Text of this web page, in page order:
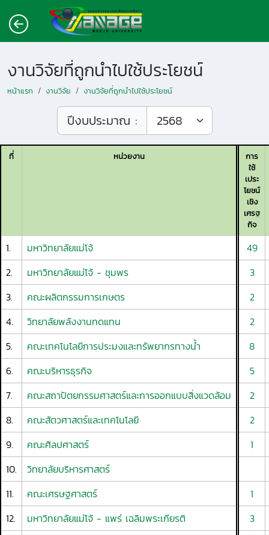
งานวิจัยที่ถูกนำไปใช้ประโยชน์
หน้าแรก งานวิจัย งานวิจัยที่ถูกนำไปใช้ประโยชน์
ปีงบประมาณ :
ที่ หน่วยงาน
การ
ใช้
เประ
โยชน์
เชิง
เศรฐ
กิจ
1. มหาวิทยาลัยแม่โจ้
49
2.
มหาวิทยาลัยแม่โจ้ - ชุมพร
3
3.
คณะผลิตกรรมการเกษตร
2
4.
วิทยาลัยพลังงานทดแทน
2
5.
คณะเทคโนโลยีการประมงและทรัพยากรทางน้ำ
8
6.
คณะบริหารธุรกิจ
5
7.
คณะสถาปัตยกรรมศาสตร์และการออกแบบสิ่งแวดล้อม
2
8.
คณะสัตวศาสตร์และเทคโนโลยี
2
9.
คณะศิลปศาสตร์
1
10.
วิทยาลัยบริหารศาสตร์
11.
คณะเศรษฐศาสตร์
1
12.
มหาวิทยาลัยแม่โจ้ - แพร่ เฉลิมพระเกียรติ
3